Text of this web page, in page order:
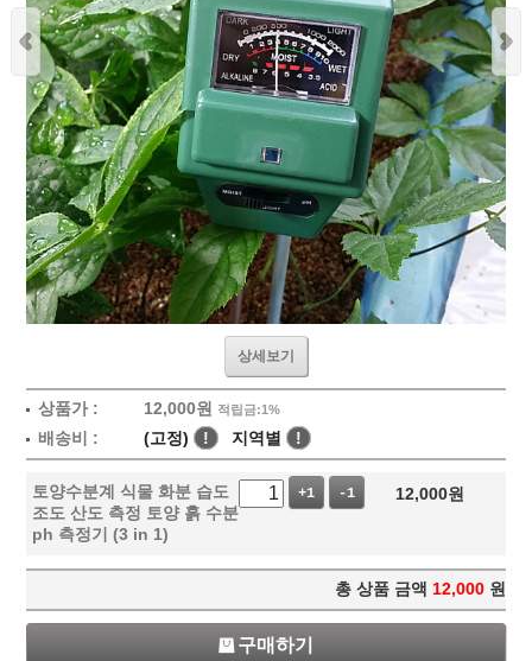
상세보기
상품가 : 12,000원 적립금:1%
배송비 : (고정) ! 지역별 !
토양수분계 식물 화분 습도
조도 산도 측정 토양 흙 수분
ph 측정기 (3 in 1)
+1 -1 12,000원
총 상품 금액 12,000 원
구매하기